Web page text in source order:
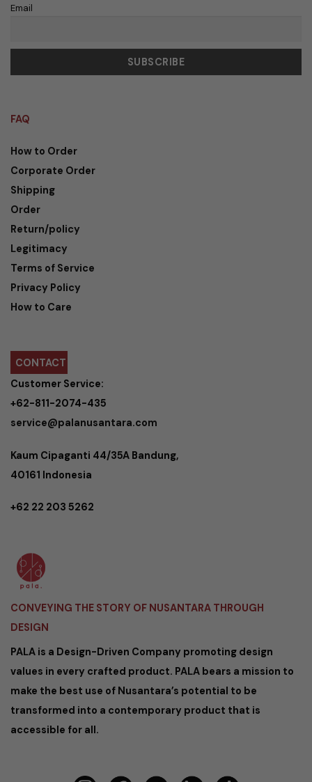
Email
FAQ
How to Order
Corporate Order
Shipping
Order
Return/policy
Legitimacy
Terms of Service
Privacy Policy
How to Care
CONTACT
Customer Service:
+62-811-2074-435
service@palanusantara.com
Kaum Cipaganti 44/35A Bandung,
40161 Indonesia
+62 22 203 5262
CONVEYING THE STORY OF NUSANTARA THROUGH
DESIGN
PALA is a Design-Driven Company promoting design
values in every crafted product. PALA bears a mission to
make the best use of Nusantara’s potential to be
transformed into a contemporary product that is
accessible for all.